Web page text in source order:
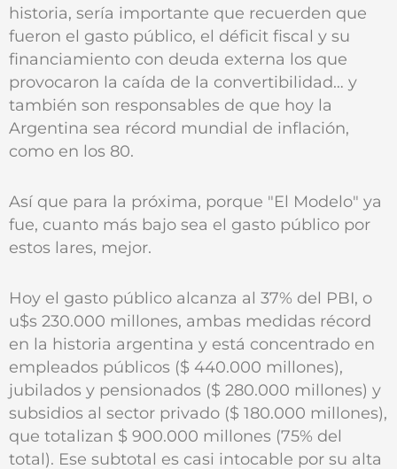
historia, sería importante que recuerden que
fueron el gasto público, el déficit fiscal y su
financiamiento con deuda externa los que
provocaron la caída de la convertibilidad… y
también son responsables de que hoy la
Argentina sea récord mundial de inflación,
como en los 80.
Así que para la próxima, porque "El Modelo" ya
fue, cuanto más bajo sea el gasto público por
estos lares, mejor.
Hoy el gasto público alcanza al 37% del PBI, o
u$s 230.000 millones, ambas medidas récord
en la historia argentina y está concentrado en
empleados públicos ($ 440.000 millones),
jubilados y pensionados ($ 280.000 millones) y
subsidios al sector privado ($ 180.000 millones),
que totalizan $ 900.000 millones (75% del
total). Ese subtotal es casi intocable por su alta